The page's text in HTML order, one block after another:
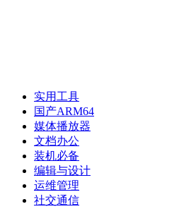
实用工具
国产ARM64
媒体播放器
文档办公
装机必备
编辑与设计
运维管理
社交通信